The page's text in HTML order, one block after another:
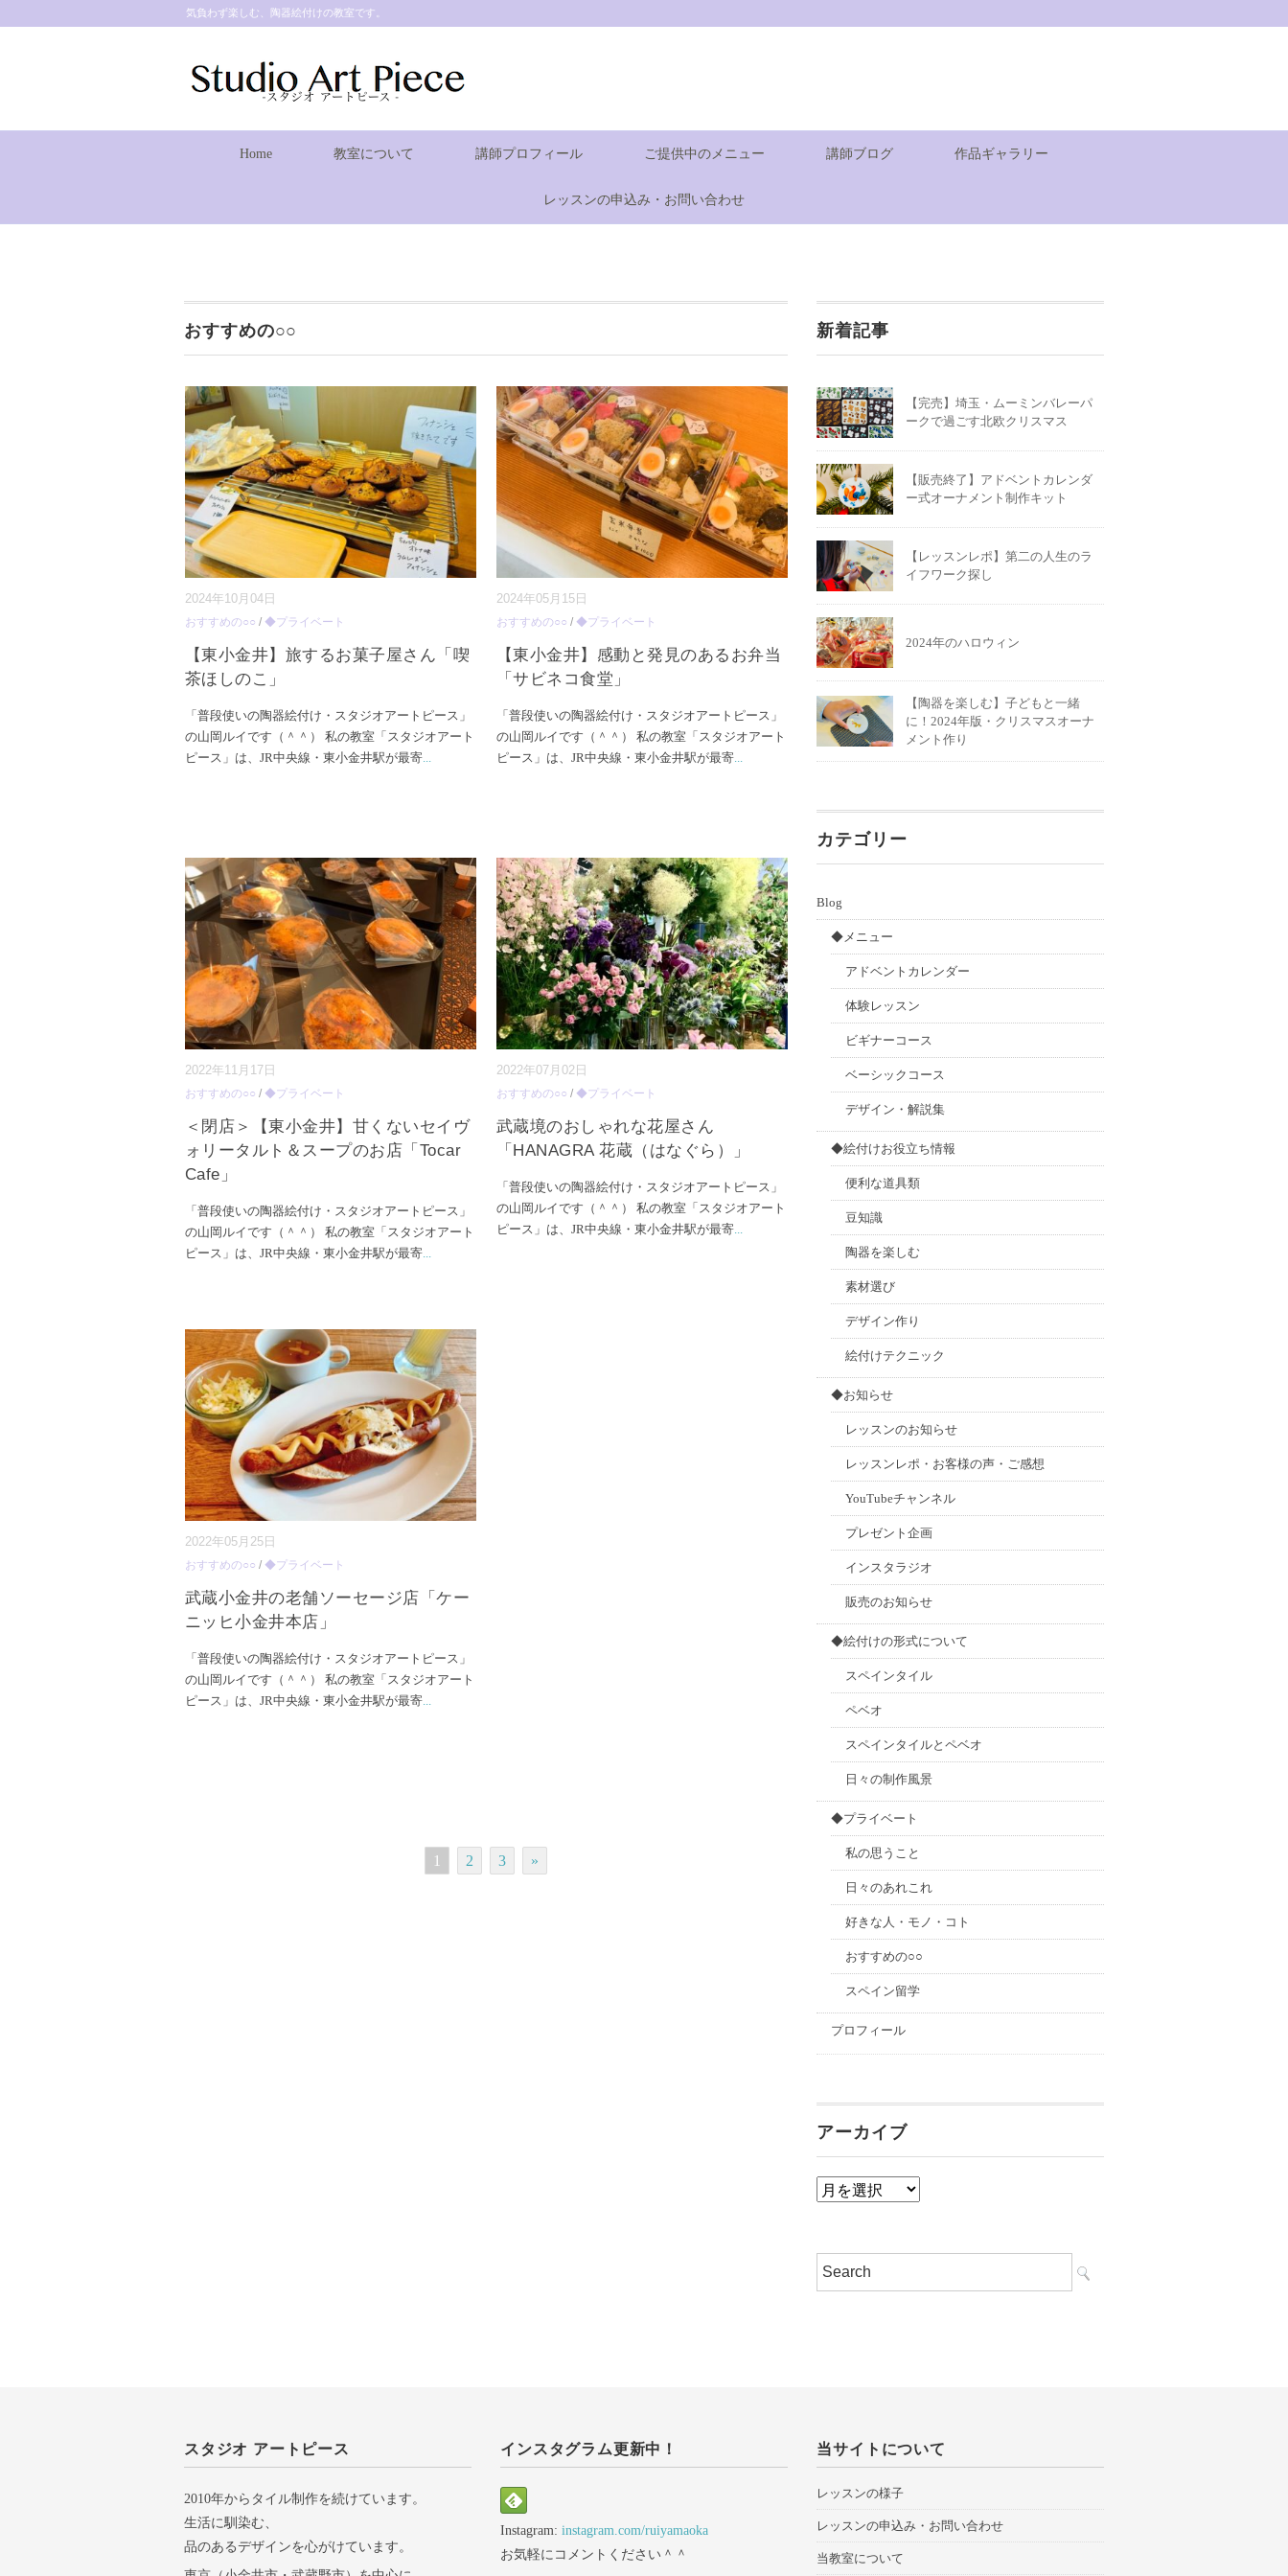
気負わず楽しむ、陶器絵付けの教室です。
Home 教室について 講師プロフィール ご提供中のメニュー 講師ブログ 作品ギャラリー
レッスンの申込み・お問い合わせ
おすすめの○○
2024年10月04日
おすすめの○○ / ◆プライベート
【東小金井】旅するお菓子屋さん「喫
茶ほしのこ」
「普段使いの陶器絵付け・スタジオアートピース」
の山岡ルイです（＾＾） 私の教室「スタジオアート
ピース」は、JR中央線・東小金井駅が最寄...
2024年05月15日
おすすめの○○ / ◆プライベート
【東小金井】感動と発見のあるお弁当
「サビネコ食堂」
「普段使いの陶器絵付け・スタジオアートピース」
の山岡ルイです（＾＾） 私の教室「スタジオアート
ピース」は、JR中央線・東小金井駅が最寄...
2022年11月17日
おすすめの○○ / ◆プライベート
＜閉店＞【東小金井】甘くないセイヴ
ォリータルト＆スープのお店「Tocar
Cafe」
「普段使いの陶器絵付け・スタジオアートピース」
の山岡ルイです（＾＾） 私の教室「スタジオアート
ピース」は、JR中央線・東小金井駅が最寄...
2022年07月02日
おすすめの○○ / ◆プライベート
武蔵境のおしゃれな花屋さん
「HANAGRA 花蔵（はなぐら）」
「普段使いの陶器絵付け・スタジオアートピース」
の山岡ルイです（＾＾） 私の教室「スタジオアート
ピース」は、JR中央線・東小金井駅が最寄...
2022年05月25日
おすすめの○○ / ◆プライベート
武蔵小金井の老舗ソーセージ店「ケー
ニッヒ小金井本店」
「普段使いの陶器絵付け・スタジオアートピース」
の山岡ルイです（＾＾） 私の教室「スタジオアート
ピース」は、JR中央線・東小金井駅が最寄...
1 2 3 »
新着記事
【完売】埼玉・ムーミンバレーパ
ークで過ごす北欧クリスマス
【販売終了】アドベントカレンダ
ー式オーナメント制作キット
【レッスンレポ】第二の人生のラ
イフワーク探し
2024年のハロウィン
【陶器を楽しむ】子どもと一緒
に！2024年版・クリスマスオーナ
メント作り
カテゴリー
Blog
◆メニュー
アドベントカレンダー
体験レッスン
ビギナーコース
ベーシックコース
デザイン・解説集
◆絵付けお役立ち情報
便利な道具類
豆知識
陶器を楽しむ
素材選び
デザイン作り
絵付けテクニック
◆お知らせ
レッスンのお知らせ
レッスンレポ・お客様の声・ご感想
YouTubeチャンネル
プレゼント企画
インスタラジオ
販売のお知らせ
◆絵付けの形式について
スペインタイル
ペベオ
スペインタイルとペベオ
日々の制作風景
◆プライベート
私の思うこと
日々のあれこれ
好きな人・モノ・コト
おすすめの○○
スペイン留学
プロフィール
アーカイブ
ア
イ
スタジオ アートピース
2010年からタイル制作を続けています。
生活に馴染む、
品のあるデザインを心がけています。
インスタグラム更新中！
Instagram:instagram.com/ruiyamaoka
お気軽にコメントください＾＾
当サイトについて
レッスンの様子
レッスンの申込み・お問い合わせ
当教室について